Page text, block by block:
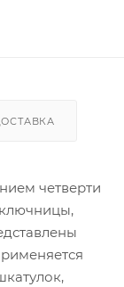
четверти
ключницы,